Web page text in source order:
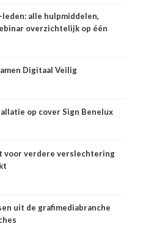
leden: alle hulpmiddelen,
overzichtelijk op één
Digitaal Veilig
op cover Sign Benelux
voor verdere verslechtering
uit de grafimediabranche